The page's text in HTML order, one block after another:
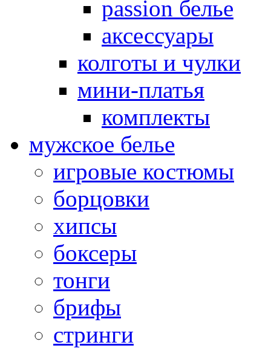
passion белье
аксессуары
колготы и чулки
мини-платья
комплекты
мужское белье
игровые костюмы
борцовки
хипсы
боксеры
тонги
брифы
стринги